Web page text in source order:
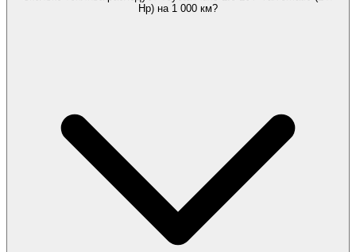
Hp) на 1 000 км?